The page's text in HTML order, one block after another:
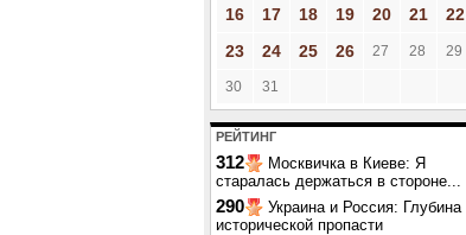
16
17 18 19 20 21
22
23
24 25 26 27 28 29
30 31
РЕЙТИНГ
312
Москвичка в Киеве: Я
старалась держаться в стороне...
290
Украина и Россия: Глубина
исторической пропасти